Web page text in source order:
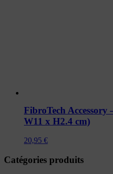
FibroTech
W11 x H2.4 cm)
20,95 €
Catégories produits